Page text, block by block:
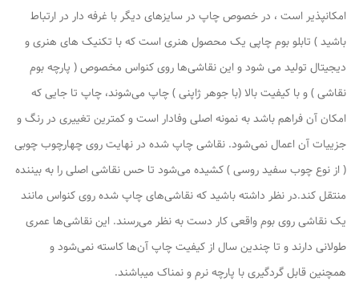
امکانپذیر است ، در خصوص چاپ در سایزهای دیگر با غرفه دار در ارتباط
باشید ) تابلو بوم چاپی یک محصول هنری است که با تکنیک های هنری و
دیجیتال تولید می شود و این نقاشی‌ها روی کنواس مخصوص ( پارچه بوم
نقاشی ) و با کیفیت بالا (با جوهر ژاپنی ) چاپ می‌شوند، چاپ تا جایی که
امکان آن فراهم باشد به نمونه اصلی وفادار است و کمترین تغییری در رنگ و
جزییات آن اعمال نمی‌شود. نقاشی چاپ شده در نهایت روی چهارچوب چوبی
( از نوع چوب سفید روسی ) کشیده می‌شود تا حس نقاشی اصلی را به بیننده
منتقل کند.در نظر داشته باشید که نقاشی‌های چاپ شده روی کنواس مانند
یک نقاشی روی بوم واقعی کار دست به نظر می‌رسند. این نقاشی‌ها عمری
طولانی دارند و تا چندین سال از کیفیت چاپ آن‌ها کاسته نمی‌شود و
همچنین قابل گردگیری با پارچه نرم و نمناک میباشند.